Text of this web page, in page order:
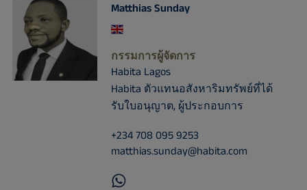
Matthias Sunday
กรรมการผู้จัดการ
Habita Lagos
Habita ตัวแทนอสังหาริมทรัพย์ที่ได้
รับใบอนุญาต, ผู้ประกอบการ
+234 708 095 9253
matthias.sunday@habita.com